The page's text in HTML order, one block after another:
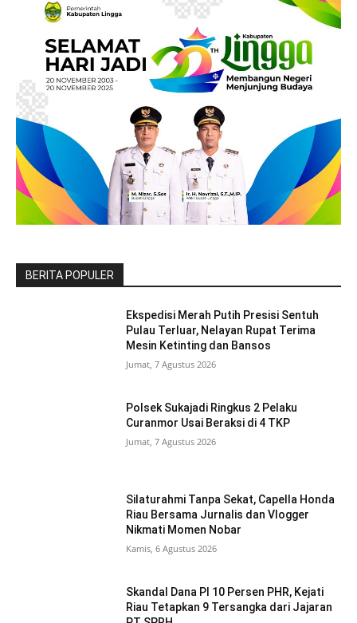
BERITA POPULER
Ekspedisi Merah Putih Presisi Sentuh
Pulau Terluar, Nelayan Rupat Terima
Mesin Ketinting dan Bansos
Jumat, 7 Agustus 2026
Polsek Sukajadi Ringkus 2 Pelaku
Curanmor Usai Beraksi di 4 TKP
Jumat, 7 Agustus 2026
Silaturahmi Tanpa Sekat, Capella Honda
Riau Bersama Jurnalis dan Vlogger
Nikmati Momen Nobar
Kamis, 6 Agustus 2026
Skandal Dana PI 10 Persen PHR, Kejati
Riau Tetapkan 9 Tersangka dari Jajaran